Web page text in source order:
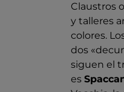
Claustros
y talleres
colores.
dos
siguen el
es